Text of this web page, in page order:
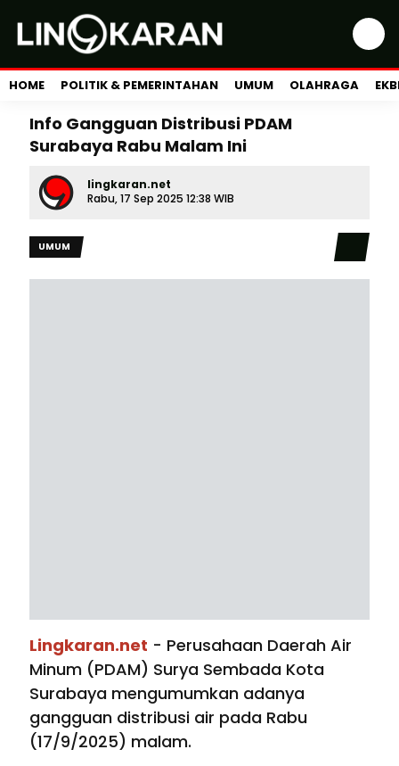
HOME POLITIK & PEMERINTAHAN UMUM OLAHRAGA
Info Gangguan Distribusi PDAM
Surabaya Rabu Malam Ini
lingkaran.net
Rabu, 17 Sep 2025 12:38 WIB
UMUM
Lingkaran.net - Perusahaan Daerah Air
Minum (PDAM) Surya Sembada Kota
Surabaya mengumumkan adanya
gangguan distribusi air pada Rabu
(17/9/2025) malam.